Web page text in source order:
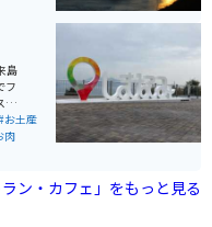
島
フ
エ
客
か
お土産
肉
ラン・カフェ」をもっと見る